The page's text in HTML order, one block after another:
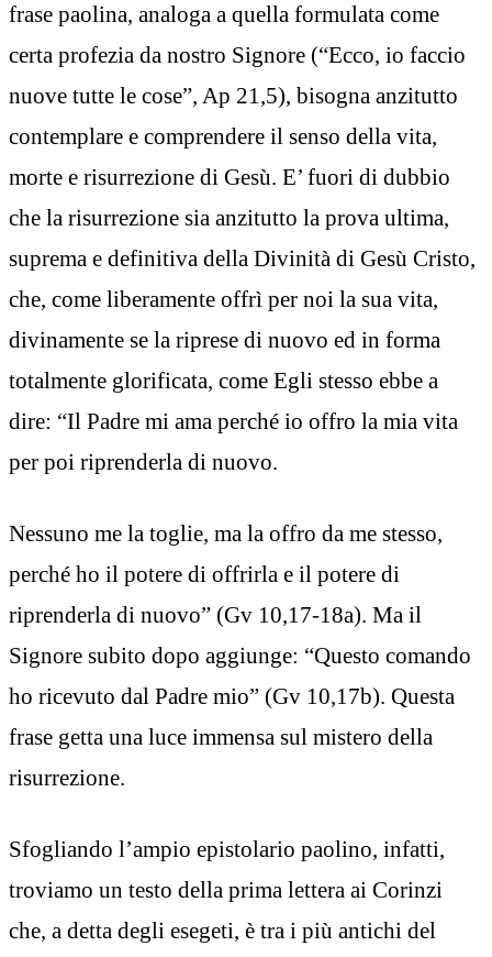
frase paolina, analoga a quella formulata come
certa profezia da nostro Signore (“Ecco, io faccio
nuove tutte le cose”, Ap 21,5), bisogna anzitutto
contemplare e comprendere il senso della vita,
morte e risurrezione di Gesù. E’ fuori di dubbio
che la risurrezione sia anzitutto la prova ultima,
suprema e definitiva della Divinità di Gesù Cristo,
che, come liberamente offrì per noi la sua vita,
divinamente se la riprese di nuovo ed in forma
totalmente glorificata, come Egli stesso ebbe a
dire: “Il Padre mi ama perché io offro la mia vita
per poi riprenderla di nuovo.
Nessuno me la toglie, ma la offro da me stesso,
perché ho il potere di offrirla e il potere di
riprenderla di nuovo” (Gv 10,17-18a). Ma il
Signore subito dopo aggiunge: “Questo comando
ho ricevuto dal Padre mio” (Gv 10,17b). Questa
frase getta una luce immensa sul mistero della
risurrezione.
Sfogliando l’ampio epistolario paolino, infatti,
troviamo un testo della prima lettera ai Corinzi
che, a detta degli esegeti, è tra i più antichi del